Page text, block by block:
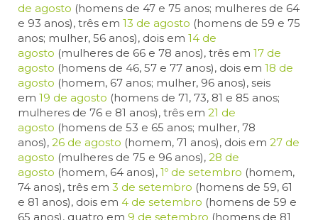
de agosto (homens de 47 e 75 anos; mulheres de 64
e 93 anos), três em 13 de agosto (homens de 59 e 75
anos; mulher, 56 anos), dois em 14 de
agosto (mulheres de 66 e 78 anos), três em 17 de
agosto (homens de 46, 57 e 77 anos), dois em 18 de
agosto (homem, 67 anos; mulher, 96 anos), seis
em 19 de agosto (homens de 71, 73, 81 e 85 anos;
mulheres de 76 e 81 anos), três em 21 de
agosto (homens de 53 e 65 anos; mulher, 78
anos), 26 de agosto (homem, 71 anos), dois em 27 de
agosto (mulheres de 75 e 96 anos), 28 de
agosto (homem, 64 anos), 1º de setembro (homem,
74 anos), três em 3 de setembro (homens de 59, 61
e 81 anos), dois em 4 de setembro (homens de 59 e
65 anos), quatro em 9 de setembro (homens de 81